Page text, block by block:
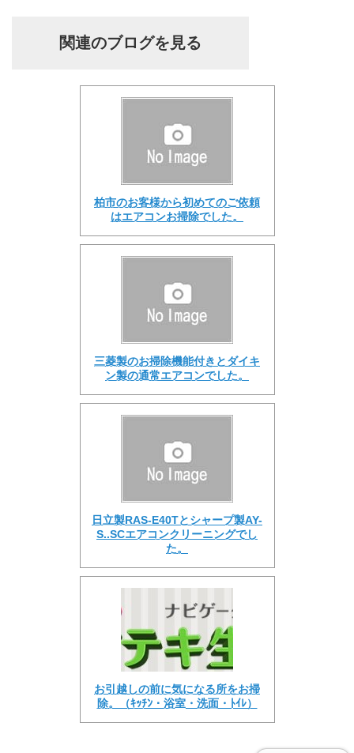
関連のブログを見る
柏市のお客様から初めてのご依頼
はエアコンお掃除でした。
三菱製のお掃除機能付きとダイキ
ン製の通常エアコンでした。
日立製RAS-E40Tとシャープ製AY-
S..SCエアコンクリーニングでし
た。
お引越しの前に気になる所をお掃
除。（ｷｯﾁﾝ・浴室・洗面・ﾄｲﾚ）